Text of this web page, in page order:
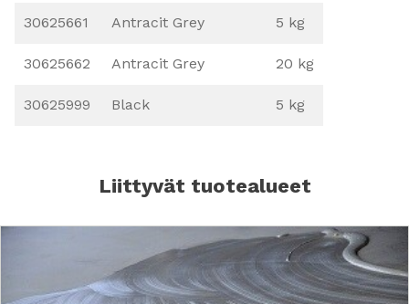
30625661 Antracit Grey 5 kg
30625662 Antracit Grey 20 kg
30625999 Black 5 kg
Liittyvät tuotealueet